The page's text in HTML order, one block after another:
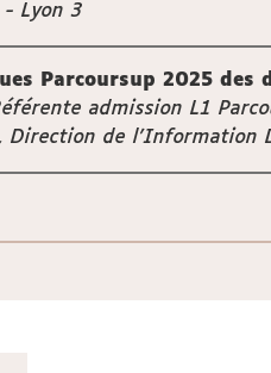
Lyon 3
Parcoursup 2025 des
admission L1
de l’Information